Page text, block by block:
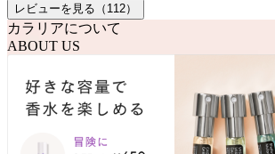
レビューを見る（ 112）
カラリアについて
ABOUT US